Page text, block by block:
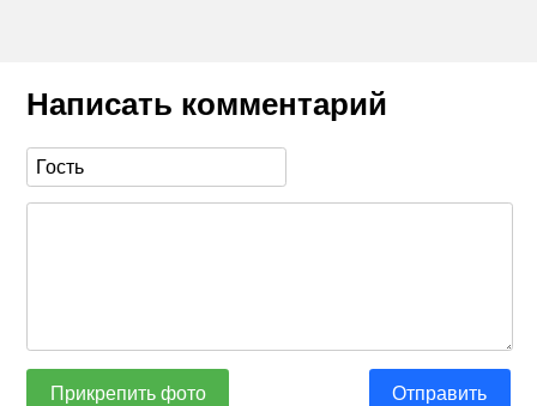
Написать комментарий
Прикрепить фото Отправить